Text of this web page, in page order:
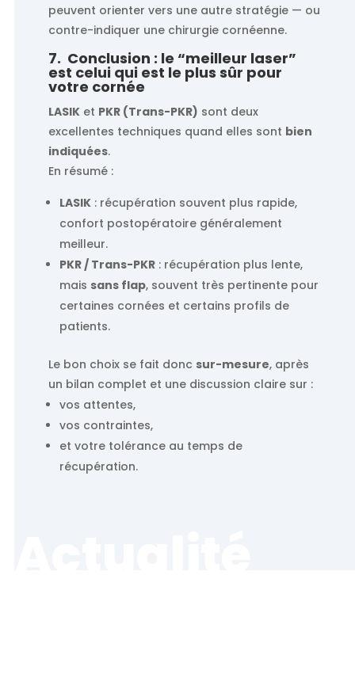
peuvent orienter vers une autre stratégie — ou
contre-indiquer une chirurgie cornéenne.
7. Conclusion : le “meilleur laser”
est celui qui est le plus sûr pour
votre cornée
LASIKet PKR (Trans-PKR) sont deux
excellentes techniques quand elles sont bien
indiquées.
En résumé :
LASIK: récupération souvent plus rapide,
confort postopératoire généralement
meilleur.
PKR / Trans-PKR: récupération plus lente,
mais sans flap, souvent très pertinente pour
certaines cornées et certains profils de
patients.
Le bon choix se fait donc sur-mesure, après
un bilan complet et une discussion claire sur :
vos attentes,
vos contraintes,
et votre tolérance au temps de
récupération.